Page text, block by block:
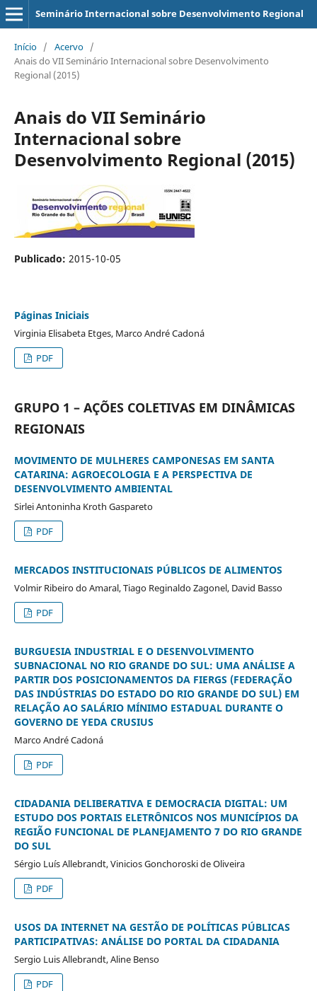
Seminário Internacional sobre Desenvolvimento Regional
Início / Acervo /
Anais do VII Seminário Internacional sobre Desenvolvimento
Regional (2015)
Anais do VII Seminário
Internacional sobre
Desenvolvimento Regional (2015)
Publicado: 2015-10-05
Páginas Iniciais
Virginia Elisabeta Etges, Marco André Cadoná
PDF
GRUPO 1 – AÇÕES COLETIVAS EM DINÂMICAS
REGIONAIS
MOVIMENTO DE MULHERES CAMPONESAS EM SANTA
CATARINA: AGROECOLOGIA E A PERSPECTIVA DE
DESENVOLVIMENTO AMBIENTAL
Sirlei Antoninha Kroth Gaspareto
PDF
MERCADOS INSTITUCIONAIS PÚBLICOS DE ALIMENTOS
Volmir Ribeiro do Amaral, Tiago Reginaldo Zagonel, David Basso
PDF
BURGUESIA INDUSTRIAL E O DESENVOLVIMENTO
SUBNACIONAL NO RIO GRANDE DO SUL: UMA ANÁLISE A
PARTIR DOS POSICIONAMENTOS DA FIERGS (FEDERAÇÃO
DAS INDÚSTRIAS DO ESTADO DO RIO GRANDE DO SUL) EM
RELAÇÃO AO SALÁRIO MÍNIMO ESTADUAL DURANTE O
GOVERNO DE YEDA CRUSIUS
Marco André Cadoná
PDF
CIDADANIA DELIBERATIVA E DEMOCRACIA DIGITAL: UM
ESTUDO DOS PORTAIS ELETRÔNICOS NOS MUNICÍPIOS DA
REGIÃO FUNCIONAL DE PLANEJAMENTO 7 DO RIO GRANDE
DO SUL
Sérgio Luís Allebrandt, Vinicios Gonchoroski de Oliveira
PDF
USOS DA INTERNET NA GESTÃO DE POLÍTICAS PÚBLICAS
PARTICIPATIVAS: ANÁLISE DO PORTAL DA CIDADANIA
Sergio Luis Allebrandt, Aline Benso
PDF